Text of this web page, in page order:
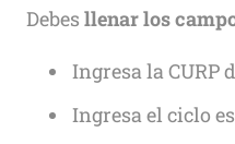
Debes llenar los
Ingresa la CURP
Ingresa el ciclo